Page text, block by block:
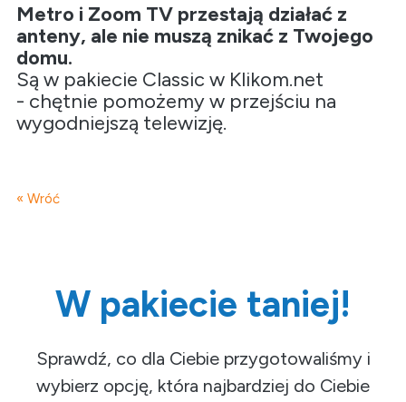
Metro i Zoom TV przestają działać z
anteny, ale nie muszą znikać z Twojego
domu.
Są w pakiecie Classic w Klikom.net
- chętnie pomożemy w przejściu na
wygodniejszą telewizję.
« Wróć
W pakiecie taniej!
Sprawdź, co dla Ciebie przygotowaliśmy i
wybierz opcję, która najbardziej do Ciebie